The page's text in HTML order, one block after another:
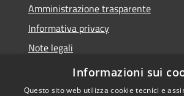
Amministrazione trasparente
Informativa privacy
Note legali
Dichiarazione di accessibilità
Informazioni sui
Questo sito web utilizza cookie tecnici e